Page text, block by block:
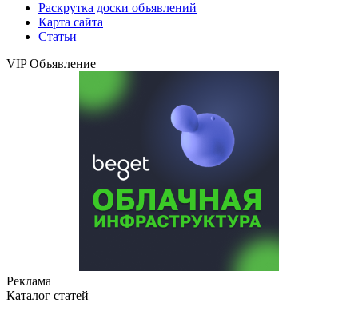
Раскрутка доски объявлений
Карта сайта
Статьи
VIP Объявление
Реклама
Каталог статей